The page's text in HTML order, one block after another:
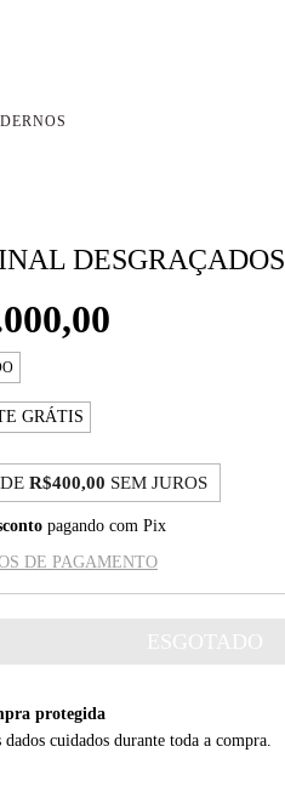
DESGRAÇADOS
GRÁTIS
R$400,00 SEM JUROS
pagando com Pix
DE PAGAMENTO
protegida
dados cuidados durante toda a compra.